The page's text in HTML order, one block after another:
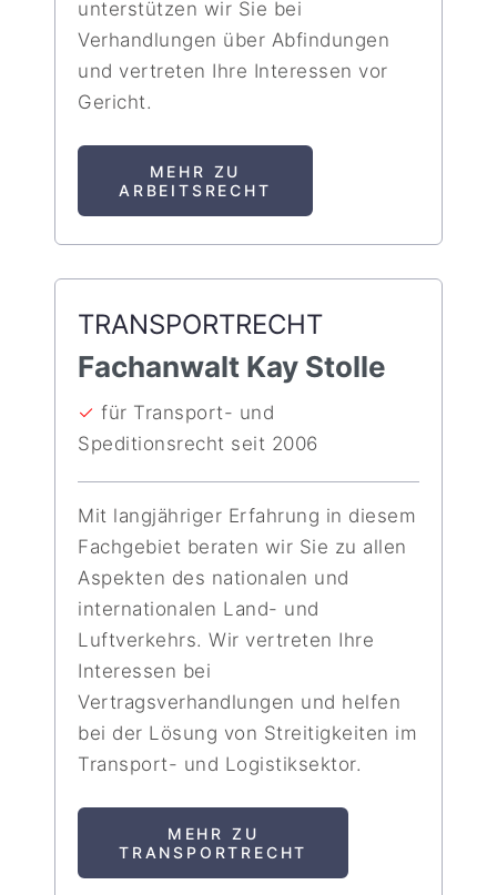
unterstützen wir Sie bei
Verhandlungen über Abfindungen
und vertreten Ihre Interessen vor
Gericht.
MEHR ZU
ARBEITSRECHT
TRANSPORTRECHT
Fachanwalt Kay Stolle
✓ für Transport- und
Speditionsrecht seit 2006
Mit langjähriger Erfahrung in diesem
Fachgebiet beraten wir Sie zu allen
Aspekten des nationalen und
internationalen Land- und
Luftverkehrs. Wir vertreten Ihre
Interessen bei
Vertragsverhandlungen und helfen
bei der Lösung von Streitigkeiten im
Transport- und Logistiksektor.
MEHR ZU
TRANSPORTRECHT